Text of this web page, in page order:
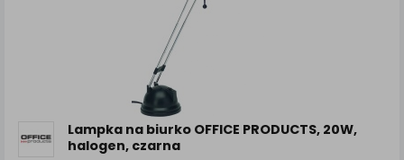
Lampka na biurko OFFICE PRODUCTS, 20W,
halogen, czarna
zamówienia na Państwa email lub wyświetlenie
Państwu prawidłowych informacji o promocjach czy
cenach indywidualnych, ważna jest Państwa
wcześniejsza zgoda której udzieliliście podczas
Każda Państwa zgoda jest dobrowolna i można ją w
dowolnym momencie wycofać.
Polityka prywatności (rozwiń)